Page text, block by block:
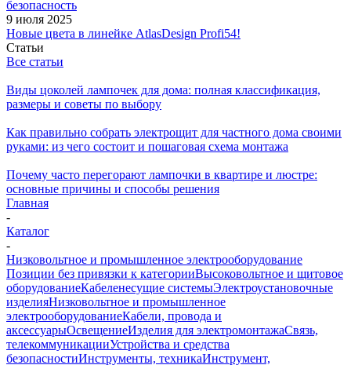
безопасность
9 июля 2025
Новые цвета в линейке AtlasDesign Profi54!
Статьи
Все статьи
Виды цоколей лампочек для дома: полная классификация,
размеры и советы по выбору
Как правильно собрать электрощит для частного дома своими
руками: из чего состоит и пошаговая схема монтажа
Почему часто перегорают лампочки в квартире и люстре:
основные причины и способы решения
Главная
-
Каталог
-
Низковольтное и промышленное электрооборудование
Позиции без привязки к категорииВысоковольтное и щитовое
оборудованиеКабеленесущие системыЭлектроустановочные
изделияНизковольтное и промышленное
электрооборудованиеКабели, провода и
аксессуарыОсвещениеИзделия для электромонтажаСвязь,
телекоммуникацииУстройства и средства
безопасностиИнструменты, техникаИнструмент,